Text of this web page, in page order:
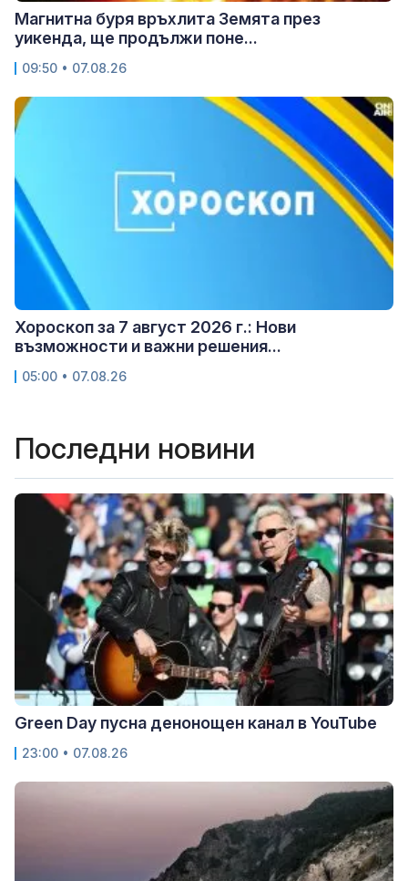
Магнитна буря връхлита Земята през
уикенда, ще продължи поне...
09:50 • 07.08.26
Хороскоп за 7 август 2026 г.: Нови
възможности и важни решения...
05:00 • 07.08.26
Последни новини
Green Day пусна денонощен канал в YouTube
23:00 • 07.08.26